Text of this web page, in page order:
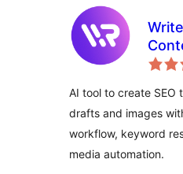
AI tool to create SEO
drafts and images
workflow, keyword
media automation.